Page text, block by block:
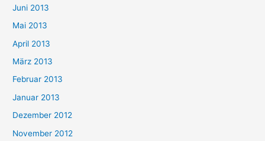
Juni 2013
Mai 2013
April 2013
März 2013
Februar 2013
Januar 2013
Dezember 2012
November 2012